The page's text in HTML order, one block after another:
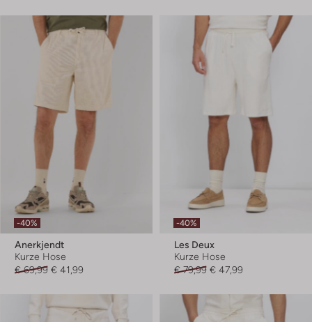
-40%
Anerkjendt
Kurze Hose
€ 69,99 € 41,99
-40%
Les Deux
Kurze Hose
€ 79,99 € 47,99